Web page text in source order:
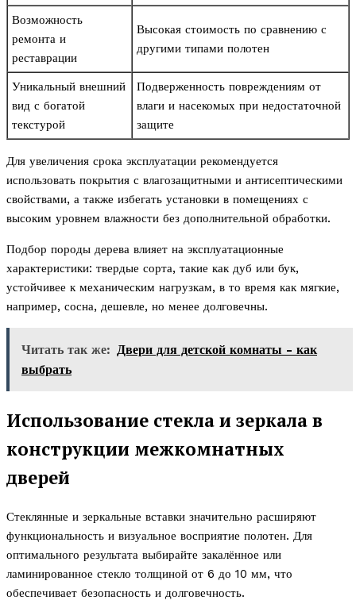
Возможность
ремонта и
реставрации
Высокая стоимость по сравнению с
другими типами полотен
Уникальный внешний
вид с богатой
текстурой
Подверженность повреждениям от
влаги и насекомых при недостаточной
защите
Для увеличения срока эксплуатации рекомендуется
использовать покрытия с влагозащитными и антисептическими
свойствами, а также избегать установки в помещениях с
высоким уровнем влажности без дополнительной обработки.
Подбор породы дерева влияет на эксплуатационные
характеристики: твердые сорта, такие как дуб или бук,
устойчивее к механическим нагрузкам, в то время как мягкие,
например, сосна, дешевле, но менее долговечны.
Читать так же: Двери для детской комнаты - как
выбрать
Использование стекла и зеркала в
конструкции межкомнатных
дверей
Стеклянные и зеркальные вставки значительно расширяют
функциональность и визуальное восприятие полотен. Для
оптимального результата выбирайте закалённое или
ламинированное стекло толщиной от 6 до 10 мм, что
обеспечивает безопасность и долговечность.